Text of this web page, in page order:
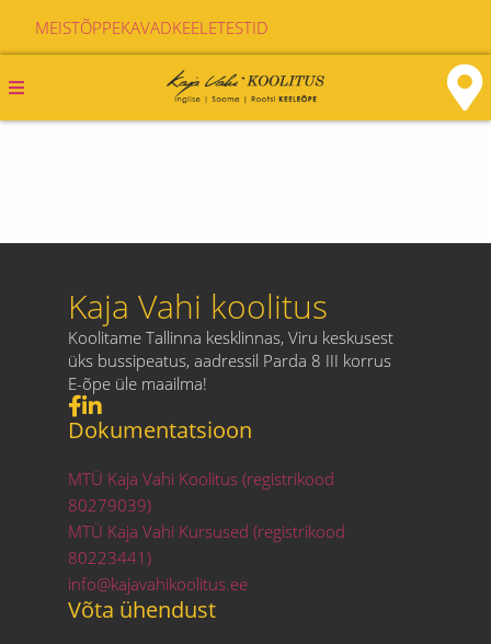
MEISTÕPPEKAVADKEELETESTID
Kaja Vahi koolitus
Koolitame Tallinna kesklinnas, Viru keskusest
üks bussipeatus, aadressil Parda 8 III korrus
E-õpe üle maailma!
Dokumentatsioon
MTÜ Kaja Vahi Koolitus (registrikood
80279039)
MTÜ Kaja Vahi Kursused (registrikood
80223441)
info@kajavahikoolitus.ee
Võta ühendust